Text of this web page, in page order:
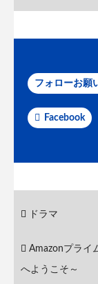
フォローお願
Facebook
ドラマ
Amazonプライ
へようこそ～